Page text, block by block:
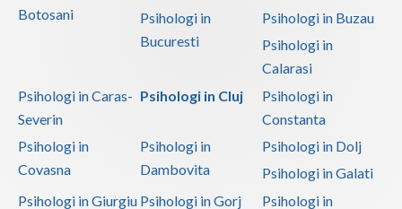
Botosani
Psihologi in
Bucuresti
Psihologi in Buzau
Psihologi in
Calarasi
Psihologi in Caras-
Severin
Psihologi in Cluj
Psihologi in
Constanta
Psihologi in
Covasna
Psihologi in
Dambovita
Psihologi in Dolj
Psihologi in Galati
Psihologi in Giurgiu Psihologi in Gorj Psihologi in